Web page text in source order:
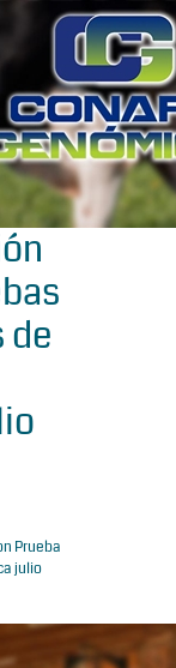
de
Prueba
julio